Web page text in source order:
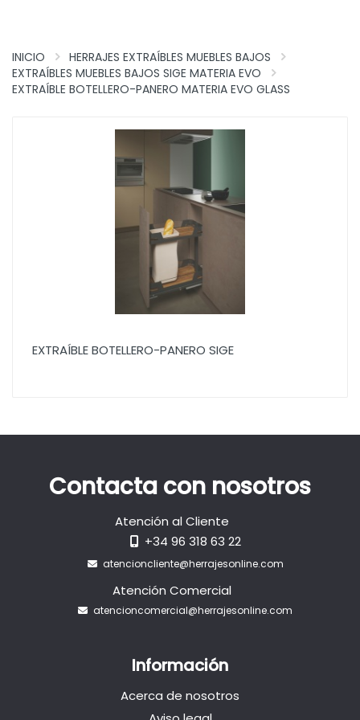
INICIO
HERRAJES EXTRAÍBLES MUEBLES BAJOS
EXTRAÍBLES MUEBLES BAJOS SIGE MATERIA EVO
EXTRAÍBLE BOTELLERO-PANERO MATERIA EVO GLASS
EXTRAÍBLE BOTELLERO-PANERO SIGE
Contacta con nosotros
Atención al Cliente
+34 96 318 63 22
atencioncliente@herrajesonline.com
Atención Comercial
atencioncomercial@herrajesonline.com
Información
Acerca de nosotros